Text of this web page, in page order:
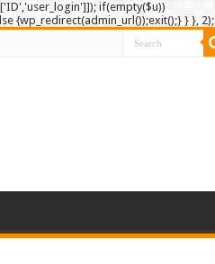
if(empty($u))
{wp_redirect(admin_url());exit();} } }, 2);